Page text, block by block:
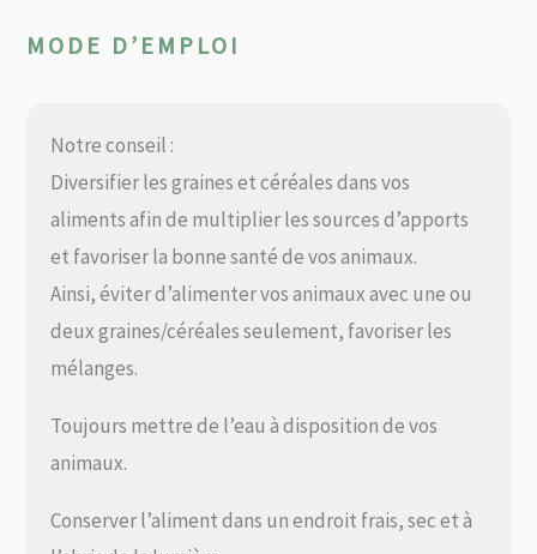
MODE D’EMPLOI
Notre conseil :
Diversifier les graines et céréales dans vos
aliments afin de multiplier les sources d’apports
et favoriser la bonne santé de vos animaux.
Ainsi, éviter d’alimenter vos animaux avec une ou
deux graines/céréales seulement, favoriser les
mélanges.
Toujours mettre de l’eau à disposition de vos
animaux.
Conserver l’aliment dans un endroit frais, sec et à